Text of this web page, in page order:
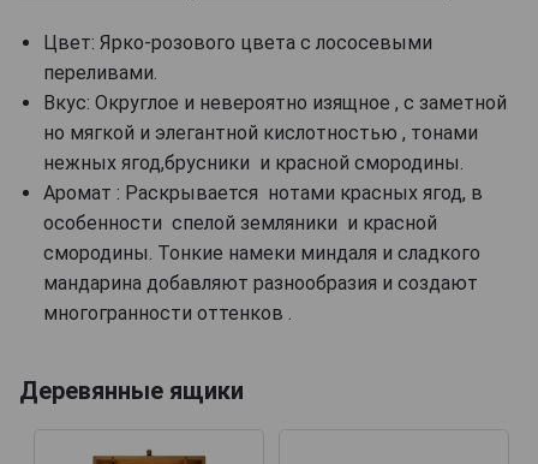
Цвет: Ярко-розового цвета с лососевыми
переливами.
Вкус: Округлое и невероятно изящное , с заметной
но мягкой и элегантной кислотностью , тонами
нежных ягод,брусники и красной смородины.
Аромат : Раскрывается нотами красных ягод, в
особенности спелой земляники и красной
смородины. Тонкие намеки миндаля и сладкого
мандарина добавляют разнообразия и создают
многогранности оттенков .
Деревянные ящики